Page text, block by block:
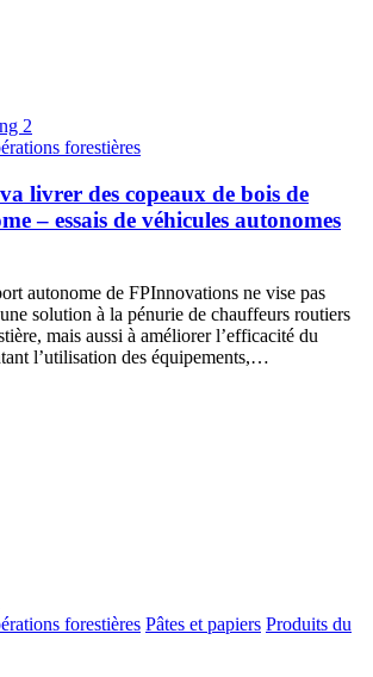
forestières
livrer des copeaux de bois de
– essais de véhicules autonomes
autonome de FPInnovations ne vise pas
solution à la pénurie de chauffeurs routiers
mais aussi à améliorer l’efficacité du
l’utilisation des équipements,…
forestières Pâtes et papiers Produits du